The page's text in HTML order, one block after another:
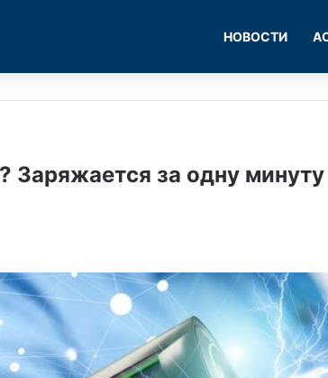
НОВОСТИ
Заряжается за одну минуту